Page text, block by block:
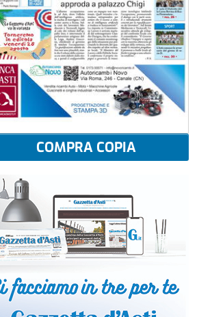
COMPRA COPIA